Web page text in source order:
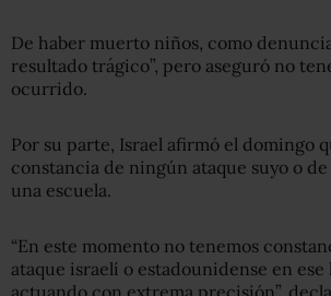
De haber muerto niños, como
resultado trágico”, pero aseguró no
ocurrido.
Por su parte, Israel afirmó el domingo
constancia de ningún ataque suyo o
una escuela.
“En este momento no tenemos
ataque israelí o estadounidense en